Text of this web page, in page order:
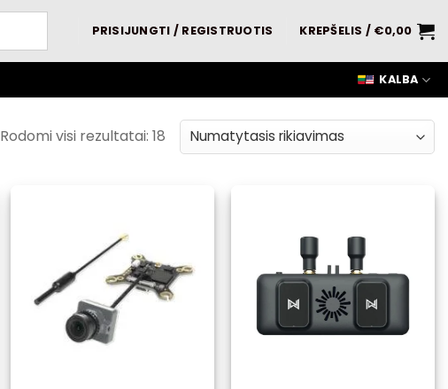
PRISIJUNGTI / REGISTRUOTIS KREPŠELIS / €0,00
KALBA
Rodomi visi rezultatai: 18